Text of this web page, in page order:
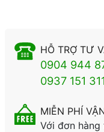
HỖ TRỢ TƯ
0904 944
0937 151 311
MIỄN PHÍ
Với đơn